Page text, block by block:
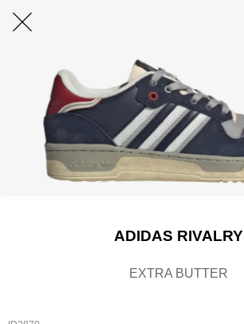
ADIDAS RIVALRY
EXTRA BUTTER